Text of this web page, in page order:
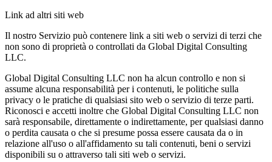
Link ad altri siti web
Il nostro Servizio può contenere link a siti web o servizi di terzi che
non sono di proprietà o controllati da Global Digital Consulting
LLC.
Global Digital Consulting LLC non ha alcun controllo e non si
assume alcuna responsabilità per i contenuti, le politiche sulla
privacy o le pratiche di qualsiasi sito web o servizio di terze parti.
Riconosci e accetti inoltre che Global Digital Consulting LLC non
sarà responsabile, direttamente o indirettamente, per qualsiasi danno
o perdita causata o che si presume possa essere causata da o in
relazione all'uso o all'affidamento su tali contenuti, beni o servizi
disponibili su o attraverso tali siti web o servizi.